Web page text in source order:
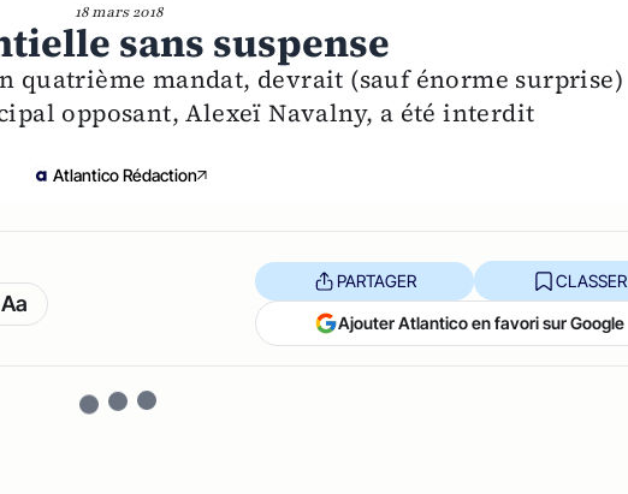
18 mars 2018
sans suspense
quatrième mandat, devrait (sauf énorme surprise)
opposant, Alexeï Navalny, a été interdit
Atlantico Rédaction
Aa
PARTAGER CLASSER
Ajouter Atlantico en favori sur Google